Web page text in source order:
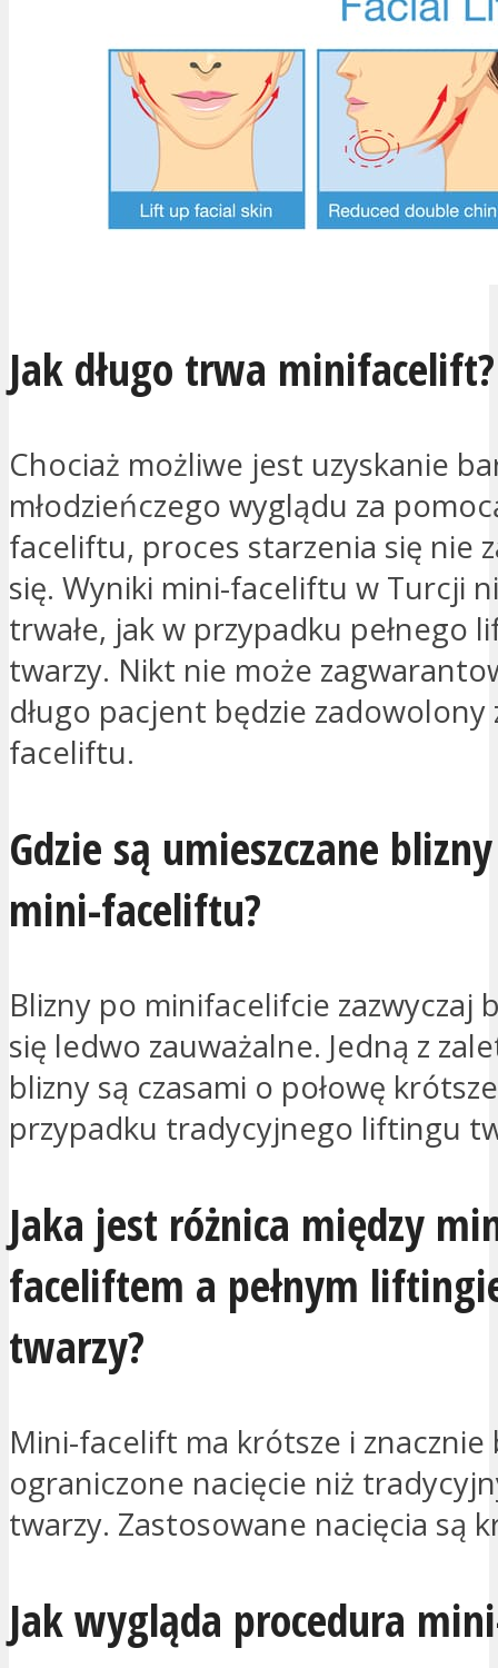
Jak długo trwa minifacelift?
Chociaż możliwe jest uzyskanie
młodzieńczego wyglądu za
faceliftu, proces starzenia się nie
się. Wyniki mini-faceliftu w Turcji
trwałe, jak w przypadku pełnego
twarzy. Nikt nie może
długo pacjent będzie zadowolony
faceliftu.
Gdzie są umieszczane
mini-faceliftu?
Blizny po minifacelifcie zazwyczaj
się ledwo zauważalne. Jedną z
blizny są czasami o połowę
przypadku tradycyjnego liftingu
Jaka jest różnica między
faceliftem a pełnym
twarzy?
Mini-facelift ma krótsze i znacznie
ograniczone nacięcie niż
twarzy. Zastosowane nacięcia są
Jak wygląda procedura